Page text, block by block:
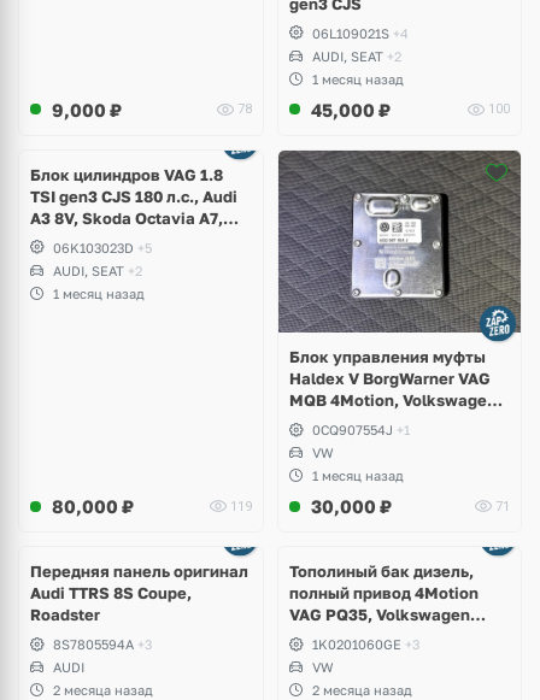
9,000 ₽ 78
06L109021S +4
AUDI, SEAT +2
1 месяц назад
45,000 ₽ 100
Блок цилиндров VAG 1.8
TSI gen3 CJS 180 л.с., Audi
A3 8V, Skoda Octavia A7,
Superb, Volkswagen Passat
B8, Golf VII Alltrack, Seat
Leon
06K103023D +5
AUDI, SEAT +2
1 месяц назад
80,000 ₽ 119
Блок управления муфты
Haldex V BorgWarner VAG
MQB 4Motion, Volkswagen
Tiguan
0CQ907554J +1
VW
1 месяц назад
30,000 ₽ 71
Передняя панель оригинал
Audi TTRS 8S Coupe,
Roadster
8S7805594A +3
AUDI
2 месяца назад
Тополиный бак дизель,
полный привод 4Motion
VAG PQ35, Volkswagen
Scirocco, Golf V, VI, Skoda
Yeti, Octavia A5, Superb,
Audi A3, Seat Altea
1K0201060GE +3
VW
2 месяца назад